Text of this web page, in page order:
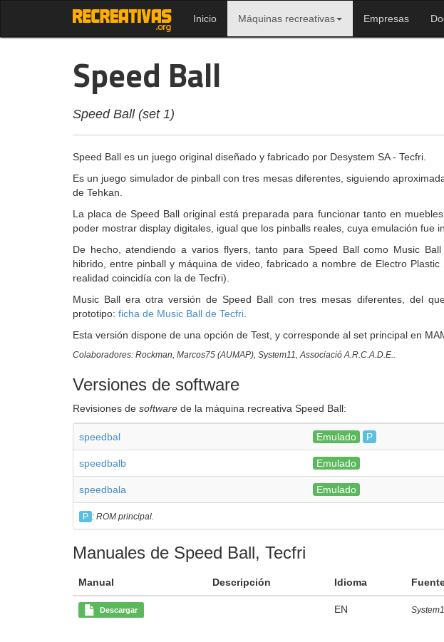
Inicio Máquinas recreativas Empresas
Speed Ball
Speed Ball (set 1)
Speed Ball es un juego original diseñado y fabricado por Desystem SA - Tecfri.
Es un juego simulador de pinball con tres mesas diferentes, siguiendo
de Tehkan.
La placa de Speed Ball original está preparada para funcionar tanto en
poder mostrar display digitales, igual que los pinballs reales, cuya emulación fue
De hecho, atendiendo a varios flyers, tanto para Speed Ball como Music
hibrido, entre pinball y máquina de video, fabricado a nombre de Electro
realidad coincidía con la de Tecfri).
Music Ball era otra versión de Speed Ball con tres mesas diferentes, del
prototipo: ficha de Music Ball de Tecfri
Esta versión dispone de una opción de Test, y corresponde al set principal en
Colaboradores: Rockman, Marcos75 (AUMAP), System11, Associació A.R.C.A.D.E..
Versiones de software
Revisiones de software de la máquina recreativa Speed Ball:
speedbal Emulado P
speedbalb Emulado
speedbala Emulado
P : ROM principal.
Manuales de Speed Ball, Tecfri
Manual Descripción Idioma
Descargar EN